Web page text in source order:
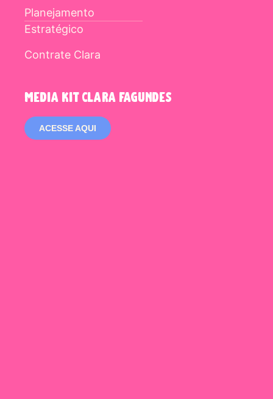
Planejamento
Estratégico
Contrate Clara
media kit clara fagundes
ACESSE AQUI